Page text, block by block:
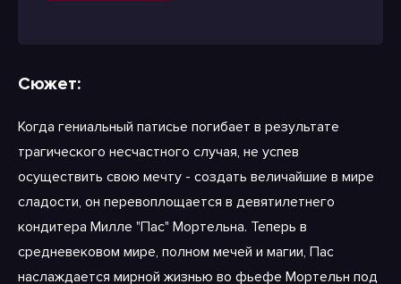
Сюжет:
Когда гениальный патисье погибает в результате
трагического несчастного случая, не успев
осуществить свою мечту - создать величайшие в мире
сладости, он перевоплощается в девятилетнего
кондитера Милле "Пас" Мортельна. Теперь в
средневековом мире, полном мечей и магии, Пас
наслаждается мирной жизнью во фьефе Мортельн под